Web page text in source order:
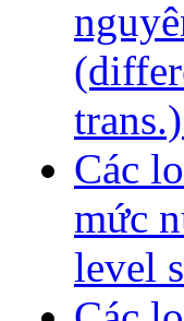
trans.)
Các
mức
level